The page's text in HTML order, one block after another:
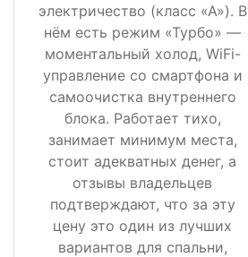
электричество (класс «А»). В
нём есть режим «Турбо» —
моментальный холод, WiFi-
управление со смартфона и
самоочистка внутреннего
блока. Работает тихо,
занимает минимум места,
стоит адекватных денег, а
отзывы владельцев
подтверждают, что за эту
цену это один из лучших
вариантов для спальни,